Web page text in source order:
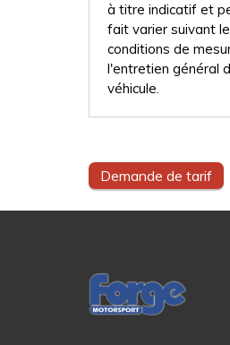
à titre indicatif et
fait varier suivant
conditions de
l'entretien général
véhicule.
Demande de tarif